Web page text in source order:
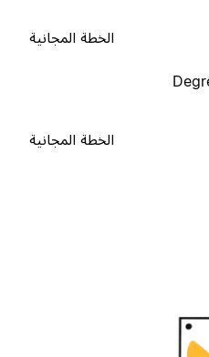
الخطة المجانية
الخطة المجانية